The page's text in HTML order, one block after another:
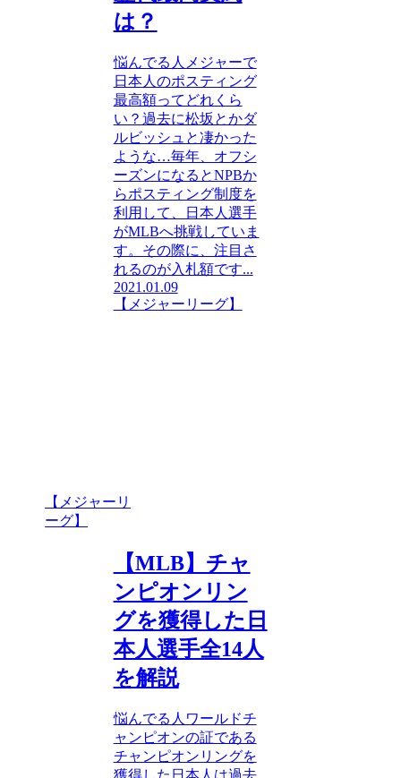
は？
悩んでる人メジャーで
日本人のポスティング
最高額ってどれくら
い？過去に松坂とかダ
ルビッシュと凄かった
ような…毎年、オフシ
ーズンになるとNPBか
らポスティング制度を
利用して、日本人選手
がMLBへ挑戦していま
す。その際に、注目さ
れるのが入札額です...
2021.01.09
【メジャーリーグ】
【メジャーリ
ーグ】
【MLB】チャ
ンピオンリン
グを獲得した日
本人選手全14人
を解説
悩んでる人ワールドチ
ャンピオンの証である
チャンピオンリングを
獲得した日本人は過去